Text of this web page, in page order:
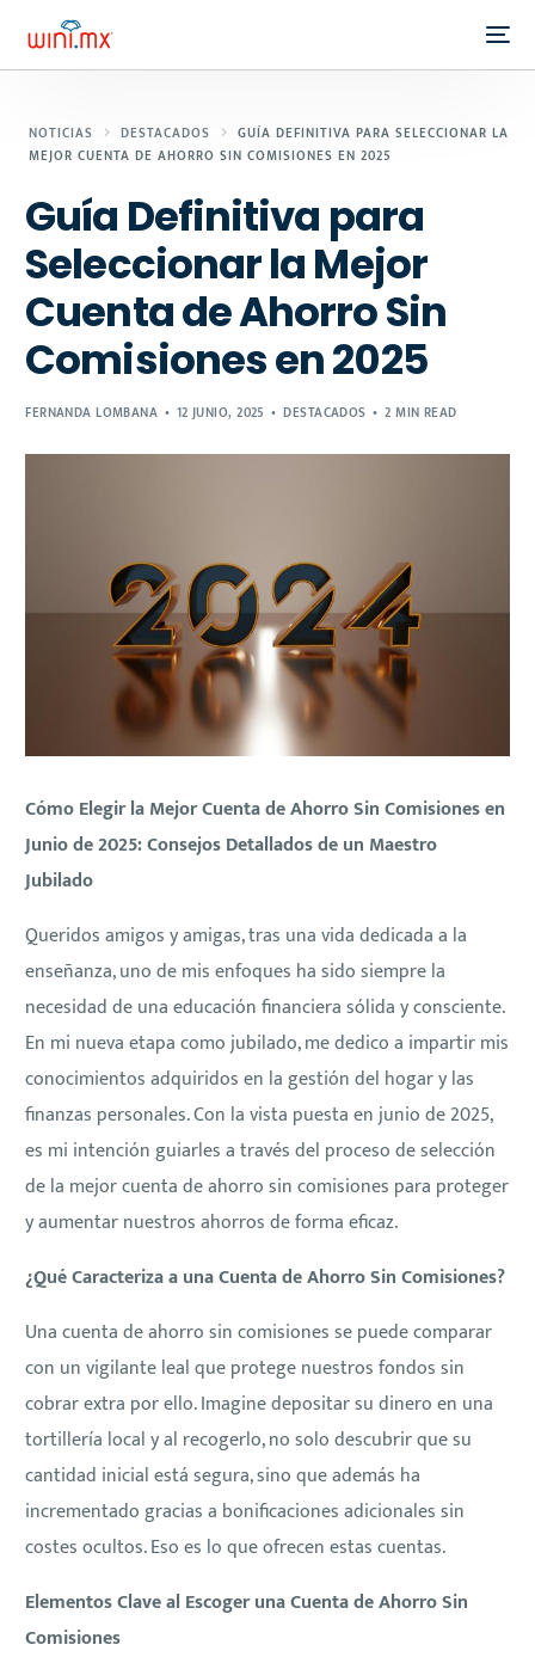
NOTICIAS DESTACADOS
GUÍA DEFINITIVA PARA SELECCIONAR LA
MEJOR CUENTA DE AHORRO SIN COMISIONES EN 2025
Guía Definitiva para
Seleccionar la Mejor
Cuenta de Ahorro Sin
Comisiones en 2025
FERNANDA LOMBANA 12 JUNIO, 2025 DESTACADOS 2 MIN READ
Cómo Elegir la Mejor Cuenta de Ahorro Sin Comisiones en
Junio de 2025: Consejos Detallados de un Maestro
Jubilado
Queridos amigos y amigas, tras una vida dedicada a la
enseñanza, uno de mis enfoques ha sido siempre la
necesidad de una educación financiera sólida y consciente.
En mi nueva etapa como jubilado, me dedico a impartir mis
conocimientos adquiridos en la gestión del hogar y las
finanzas personales. Con la vista puesta en junio de 2025,
es mi intención guiarles a través del proceso de selección
de la mejor cuenta de ahorro sin comisiones para proteger
y aumentar nuestros ahorros de forma eficaz.
¿Qué Caracteriza a una Cuenta de Ahorro Sin Comisiones?
Una cuenta de ahorro sin comisiones se puede comparar
con un vigilante leal que protege nuestros fondos sin
cobrar extra por ello. Imagine depositar su dinero en una
tortillería local y al recogerlo, no solo descubrir que su
cantidad inicial está segura, sino que además ha
incrementado gracias a bonificaciones adicionales sin
costes ocultos. Eso es lo que ofrecen estas cuentas.
Elementos Clave al Escoger una Cuenta de Ahorro Sin
Comisiones